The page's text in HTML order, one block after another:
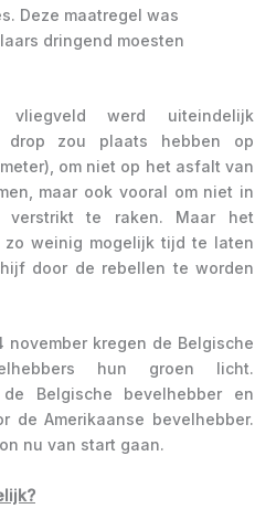
Deze maatregel was
dringend moesten
werd uiteindelijk
drop zou plaats hebben op
om niet op het asfalt van
maar ook vooral om niet in
verstrikt te raken. Maar het
zo weinig mogelijk tijd te laten
door de rebellen te worden
kregen de Belgische
hun groen licht.
de Belgische bevelhebber en
de Amerikaanse bevelhebber.
nu van start gaan.